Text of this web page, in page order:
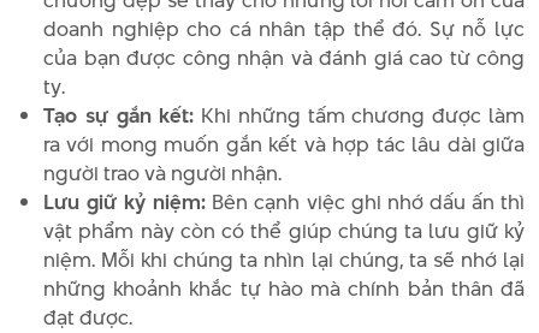
doanh nghiệp cho cá nhân tập thể đó. Sự nỗ lực
của bạn được công nhận và đánh giá cao từ công
ty.
Tạo sự gắn kết: Khi những tấm chương được làm
ra với mong muốn gắn kết và hợp tác lâu dài giữa
người trao và người nhận.
Lưu giữ kỷ niệm: Bên cạnh việc ghi nhớ dấu ấn thì
vật phẩm này còn có thể giúp chúng ta lưu giữ kỷ
niệm. Mỗi khi chúng ta nhìn lại chúng, ta sẽ nhớ lại
những khoảnh khắc tự hào mà chính bản thân đã
đạt được.